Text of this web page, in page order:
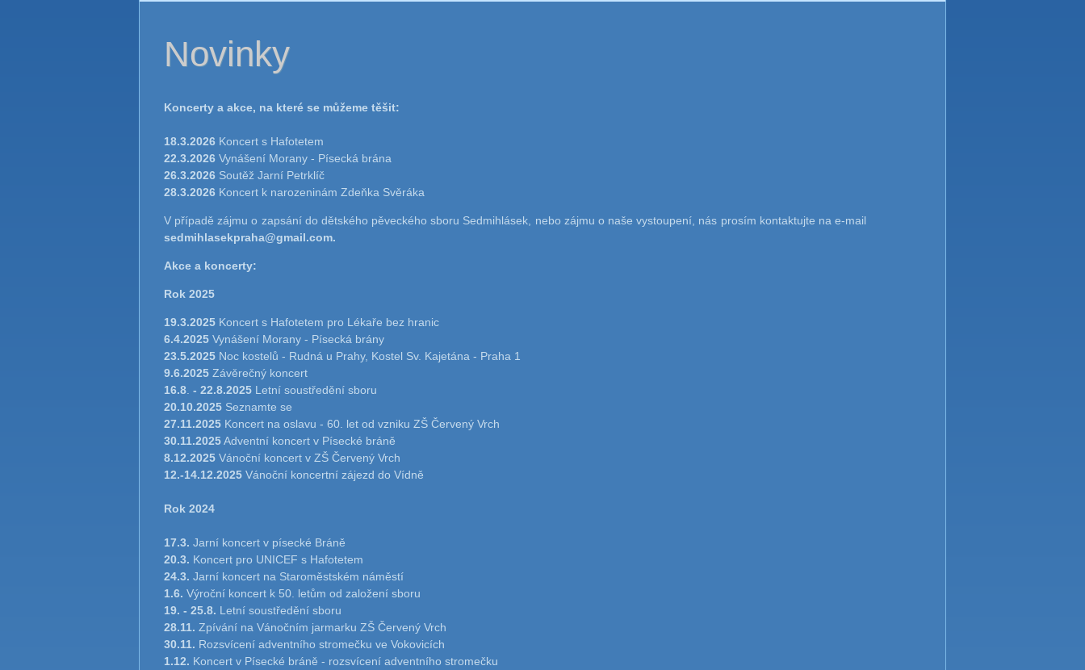
Novinky
Koncerty a akce, na které se můžeme těšit:
18.3.2026 Koncert s Hafotetem
22.3.2026 Vynášení Morany - Písecká brána
26.3.2026 Soutěž Jarní Petrklíč
28.3.2026 Koncert k narozeninám Zdeňka Svěráka
V případě zájmu o zapsání do dětského pěveckého sboru Sedmihlásek, nebo zájmu o naše vystoupení, nás prosím kontaktujte na e-mail
sedmihlasekpraha@gmail.com.
Akce a koncerty:
Rok 2025
19.3.2025 Koncert s Hafotetem pro Lékaře bez hranic
6.4.2025 Vynášení Morany - Písecká brány
23.5.2025 Noc kostelů - Rudná u Prahy, Kostel Sv. Kajetána - Praha 1
9.6.2025 Závěrečný koncert
16.8 - 22.8.2025 Letní soustředění sboru
20.10.2025 Seznamte se
27.11.2025 Koncert na oslavu - 60. let od vzniku ZŠ Červený Vrch
30.11.2025Adventní koncert v Písecké bráně
8.12.2025 Vánoční koncert v ZŠ Červený Vrch
12.-14.12.2025 Vánoční koncertní zájezd do Vídně
Rok 2024
17.3. Jarní koncert v písecké Bráně
20.3. Koncert pro UNICEF s Hafotetem
24.3. Jarní koncert na Staroměstském náměstí
1.6. Výroční koncert k 50. letům od založení sboru
19. - 25.8. Letní soustředění sboru
28.11. Zpívání na Vánočním jarmarku ZŠ Červený Vrch
30.11. Rozsvícení adventního stromečku ve Vokovicích
1.12. Koncert v Písecké bráně - rozsvícení adventního stromečku